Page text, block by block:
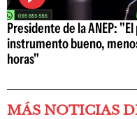
Presidente de la ANEP:
instrumento bueno,
horas"
MÁS NOTICIAS